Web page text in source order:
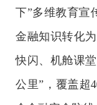
下”多维教育宣
金融知识转化
快闪、机舱课
公里”，覆盖超